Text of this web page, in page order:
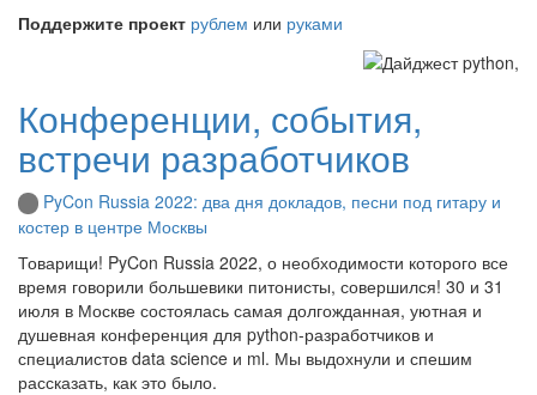
Поддержите проект рублем или руками
Конференции, события,
встречи разработчиков
PyCon Russia 2022: два дня докладов, песни под гитару и
костер в центре Москвы
Товарищи! PyCon Russia 2022, о необходимости которого все
время говорили большевики питонисты, совершился! 30 и 31
июля в Москве состоялась самая долгожданная, уютная и
душевная конференция для python-разработчиков и
специалистов data science и ml. Мы выдохнули и спешим
рассказать, как это было.